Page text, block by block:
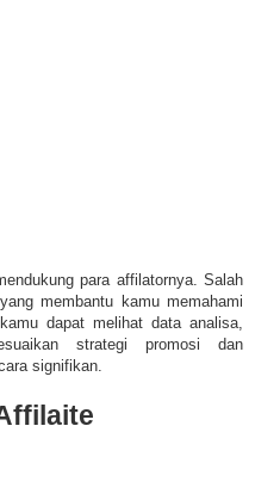
para affilatornya. Salah
membantu kamu memahami
dapat melihat data analisa,
strategi promosi dan
signifikan.